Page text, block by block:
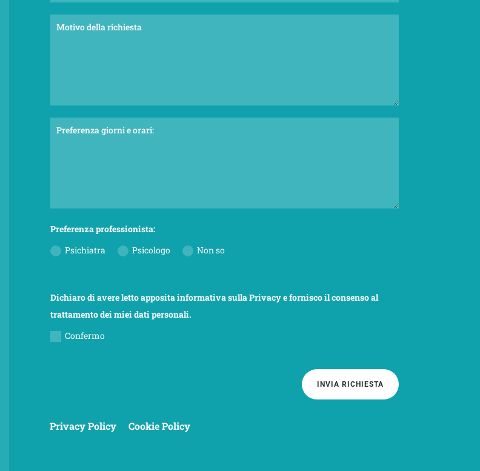
Preferenza professionista:
Psichiatra
Psicologo Non so
Dichiaro di avere letto apposita informativa sulla Privacy e fornisco il consenso al
trattamento dei miei dati personali.
Confermo
INVIA RICHIESTA
Privacy Policy Cookie Policy